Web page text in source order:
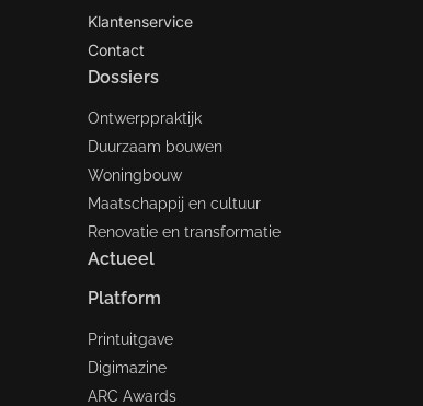
Klantenservice
Contact
Dossiers
Ontwerppraktijk
Duurzaam bouwen
Woningbouw
Maatschappij en cultuur
Renovatie en transformatie
Actueel
Platform
Printuitgave
Digimazine
ARC Awards